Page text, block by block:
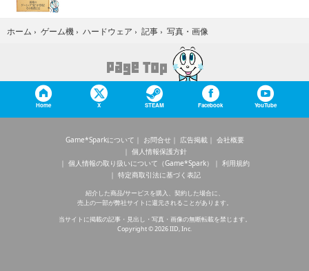
ホーム › ゲーム機 › ハードウェア › 記事 › 写真・画像
Home X STEAM Facebook YouTube
Game*Sparkについて お問合せ 広告掲載
会社概要
個人情報保護方針
個人情報の取り扱いについて（Game*Spark）
利用規約
特定商取引法に基づく表記
紹介した商品/サービスを購入、契約した場合に、
売上の一部が弊社サイトに還元されることがあります。
当サイトに掲載の記事・見出し・写真・画像の無断転載を禁じます。
Copyright © 2026 IID, Inc.